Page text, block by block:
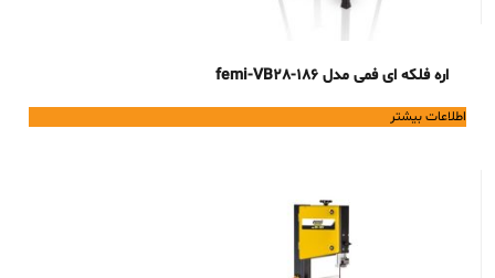
اره فلکه ای فمی مدل femi-VB28-186
اطلاعات بیشتر